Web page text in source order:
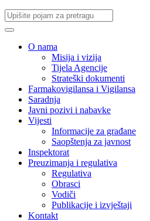
O nama
Misija i vizija
Tijela Agencije
Strateški dokumenti
Farmakovigilansa i Vigilansa
Saradnja
Javni pozivi i nabavke
Vijesti
Informacije za građane
Saopštenja za javnost
Inspektorat
Preuzimanja i regulativa
Regulativa
Obrasci
Vodiči
Publikacije i izvještaji
Kontakt